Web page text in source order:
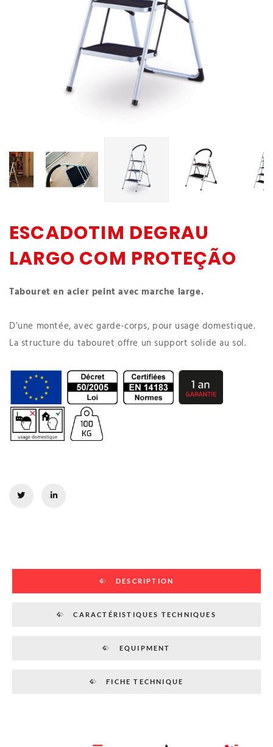
ESCADOTIM DEGRAU
LARGO COM PROTEÇÃO
Tabouret en acier peint avec marche large.
D’une montée, avec garde-corps, pour usage domestique.
La structure du tabouret offre un support solide au sol.
DESCRIPTION
CARACTÉRISTIQUES TECHNIQUES
EQUIPMENT
FICHE TECHNIQUE